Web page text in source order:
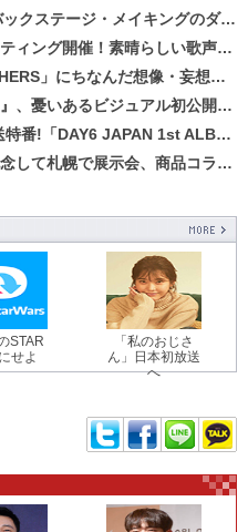
メイキングのダイジェスト映像が公開！
！素晴らしい歌声に癒される贅沢な時間
なんだ想像・妄想企画がスタート！
開!! 主役リョウク、SHIN、KENらのコメントが到着！
「UNLOCK」発売記念 ライブ@ニコ生」を配信決定!
幌で展示会、商品コラボが実現！！
STAR
せよ
「私のおじさ
ん」日本初放送
へ